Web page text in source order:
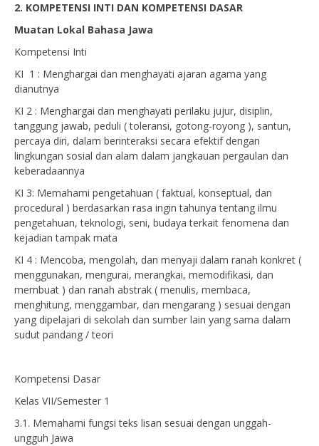
2. KOMPETENSI INTI DAN KOMPETENSI DASAR
Muatan Lokal Bahasa Jawa
Kompetensi Inti
KI 1 : Menghargai dan menghayati ajaran agama yang
dianutnya
KI 2 : Menghargai dan menghayati perilaku jujur, disiplin,
tanggung jawab, peduli ( toleransi, gotong-royong ), santun,
percaya diri, dalam berinteraksi secara efektif dengan
lingkungan sosial dan alam dalam jangkauan pergaulan dan
keberadaannya
KI 3: Memahami pengetahuan ( faktual, konseptual, dan
procedural ) berdasarkan rasa ingin tahunya tentang ilmu
pengetahuan, teknologi, seni, budaya terkait fenomena dan
kejadian tampak mata
KI 4 : Mencoba, mengolah, dan menyaji dalam ranah konkret (
menggunakan, mengurai, merangkai, memodifikasi, dan
membuat ) dan ranah abstrak ( menulis, membaca,
menghitung, menggambar, dan mengarang ) sesuai dengan
yang dipelajari di sekolah dan sumber lain yang sama dalam
sudut pandang / teori
Kompetensi Dasar
Kelas VII/Semester 1
3.1. Memahami fungsi teks lisan sesuai dengan unggah-
ungguh Jawa